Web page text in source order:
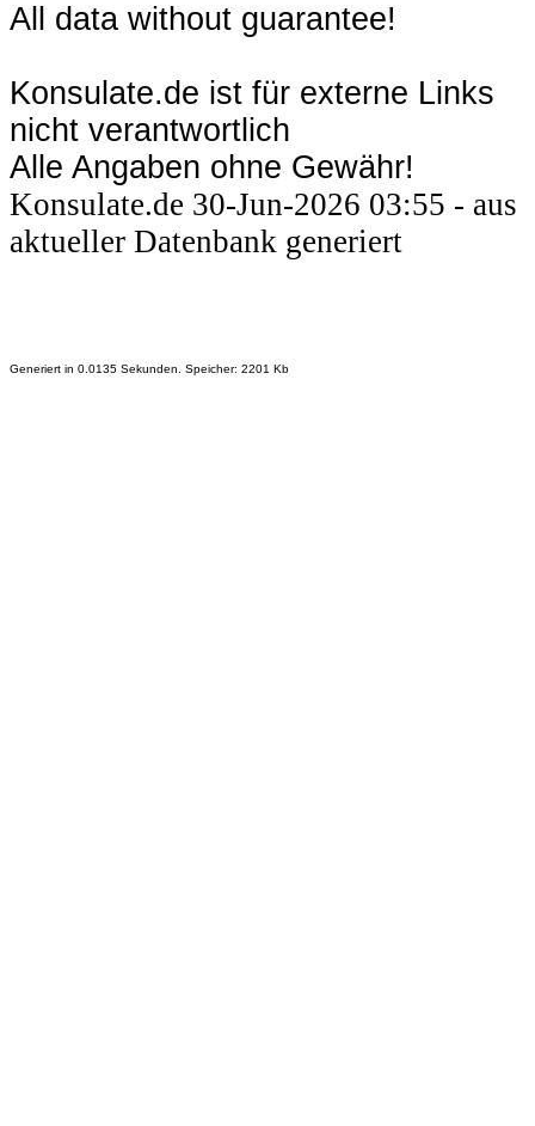
All data without guarantee!
Konsulate.de ist für externe Links
nicht verantwortlich
Alle Angaben ohne Gewähr!
Konsulate.de 30-Jun-2026 03:55 - aus
aktueller Datenbank generiert
Generiert in 0.0135 Sekunden. Speicher: 2201 Kb